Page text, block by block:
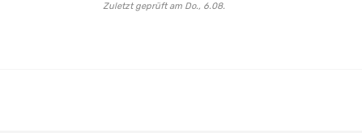
Zuletzt geprüft am Do., 6.08.